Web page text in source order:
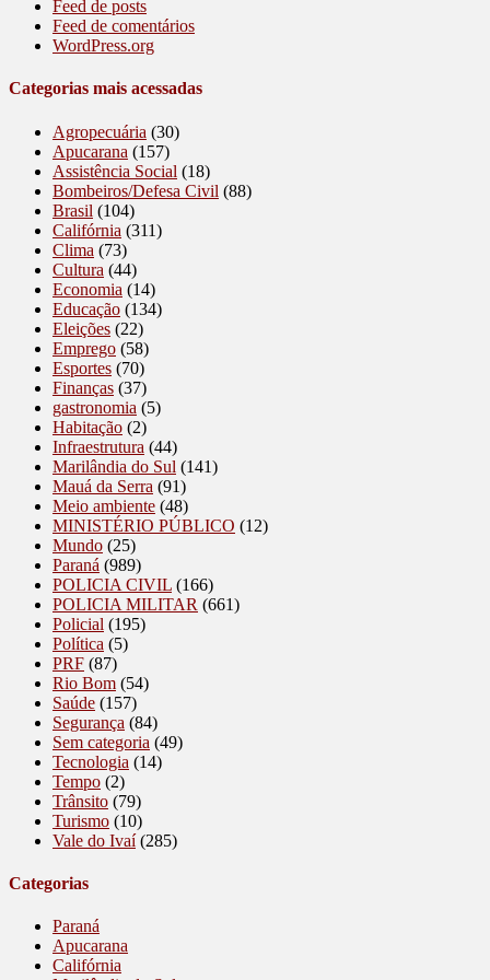
Feed de posts
Feed de comentários
WordPress.org
Categorias mais acessadas
Agropecuária (30)
Apucarana (157)
Assistência Social (18)
Bombeiros/Defesa Civil (88)
Brasil (104)
Califórnia (311)
Clima (73)
Cultura (44)
Economia (14)
Educação (134)
Eleições (22)
Emprego (58)
Esportes (70)
Finanças (37)
gastronomia (5)
Habitação (2)
Infraestrutura (44)
Marilândia do Sul (141)
Mauá da Serra (91)
Meio ambiente (48)
MINISTÉRIO PÚBLICO (12)
Mundo (25)
Paraná (989)
POLICIA CIVIL (166)
POLICIA MILITAR (661)
Policial (195)
Política (5)
PRF (87)
Rio Bom (54)
Saúde (157)
Segurança (84)
Sem categoria (49)
Tecnologia (14)
Tempo (2)
Trânsito (79)
Turismo (10)
Vale do Ivaí(285)
Categorias
Paraná
Apucarana
Califórnia